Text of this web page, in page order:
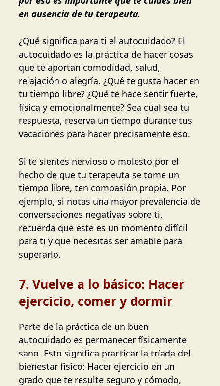
en ausencia de tu terapeuta.
¿Qué significa para ti el autocuidado? El
autocuidado es la práctica de hacer cosas
que te aportan comodidad, salud,
relajación o alegría. ¿Qué te gusta hacer en
tu tiempo libre? ¿Qué te hace sentir fuerte,
física y emocionalmente? Sea cual sea tu
respuesta, reserva un tiempo durante tus
vacaciones para hacer precisamente eso.
Si te sientes nervioso o molesto por el
hecho de que tu terapeuta se tome un
tiempo libre, ten compasión propia. Por
ejemplo, si notas una mayor prevalencia de
conversaciones negativas sobre ti,
recuerda que este es un momento difícil
para ti y que necesitas ser amable para
superarlo.
7. Vuelve a lo básico: Hacer
ejercicio, comer y dormir
Parte de la práctica de un buen
autocuidado es permanecer físicamente
sano. Esto significa practicar la tríada del
bienestar físico: Hacer ejercicio en un
grado que te resulte seguro y cómodo,